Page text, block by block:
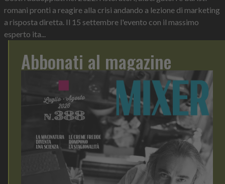
romani pronti a reagire alla crisi andando a lezione di marketing
a risposta diretta. Il 15 settembre l'evento con il massimo
esperto ita...
Abbonati al magazine